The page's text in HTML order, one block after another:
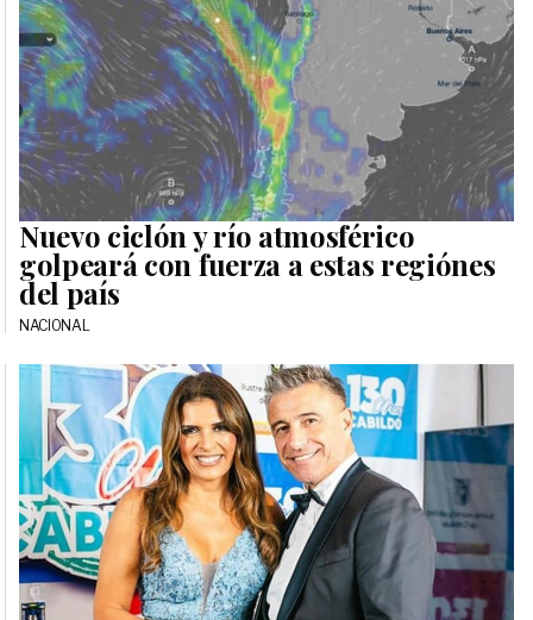
Nuevo ciclón y río atmosférico
golpeará con fuerza a estas regiónes
del país
NACIONAL